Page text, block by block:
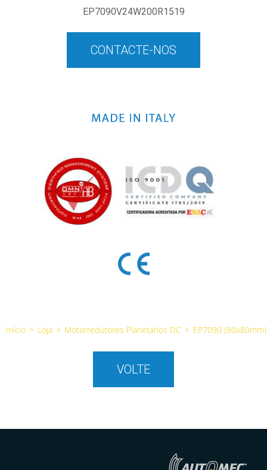
EP7090V24W200R1519
CONTACTE-NOS
Início > Loja > Motorredutores Planetários DC > EP7090 (80x80mm)
VOLTE